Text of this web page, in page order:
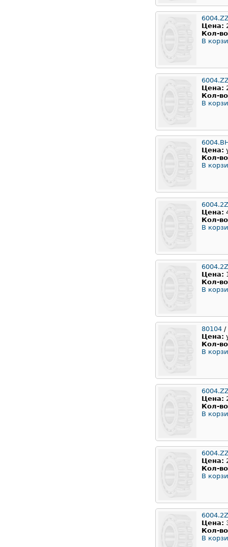
Цена:
Кол-
В
Цена:
Кол-
В
Цена:
Кол-
В
Цена:
Кол-
В
Цена:
Кол-
В
80104 /
Цена:
Кол-
В
Цена:
Кол-
В
Цена:
Кол-
В
6004.2Z
Цена:
Кол-
В